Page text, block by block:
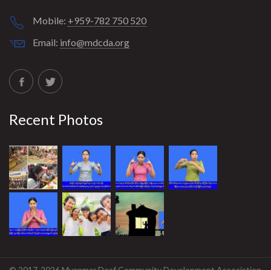
Mobile: +959-782 750 520
Email: info@mdcda.org
Recent Photos